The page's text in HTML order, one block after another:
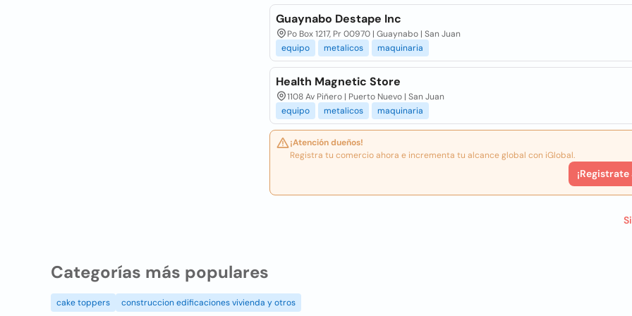
Guaynabo Destape Inc
Po Box 1217, Pr 00970 | Guaynabo | San Juan
equipo
metalicos maquinaria
Health Magnetic Store
1108 Av Piñero | Puerto Nuevo | San Juan
equipo
metalicos maquinaria
¡Atención dueños!
Registra tu comercio ahora e incrementa tu alcance global con iGlobal.
¡Registrate
Categorías más populares
cake toppers construccion edificaciones vivienda y otros